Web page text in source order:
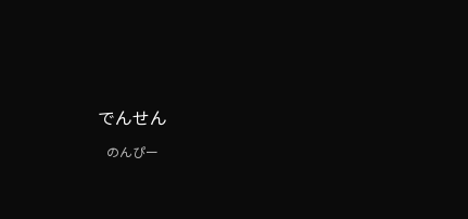
でんせん
のんぴー